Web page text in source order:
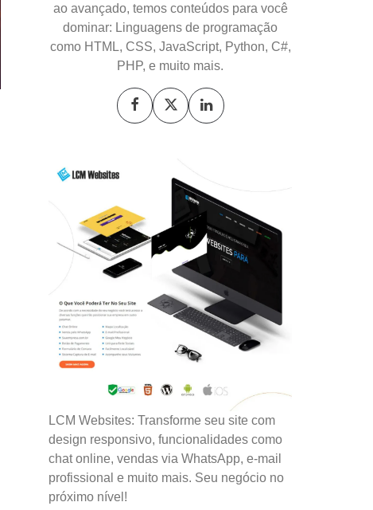
ao avançado, temos conteúdos para você
dominar: Linguagens de programação
como HTML, CSS, JavaScript, Python, C#,
PHP, e muito mais.
LCM Websites: Transforme seu site com
design responsivo, funcionalidades como
chat online, vendas via WhatsApp, e-mail
profissional e muito mais. Seu negócio no
próximo nível!